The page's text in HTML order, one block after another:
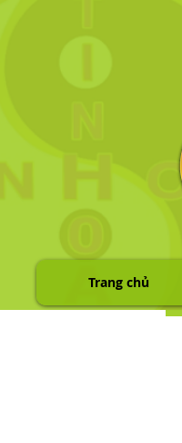
Trang chủ